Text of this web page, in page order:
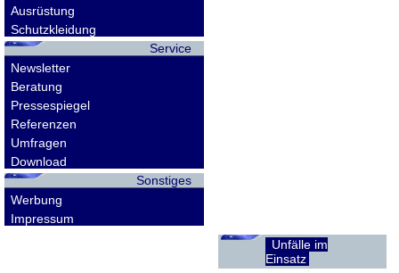
Ausrüstung
Schutzkleidung
Service
Newsletter
Beratung
Pressespiegel
Referenzen
Umfragen
Download
Sonstiges
Werbung
Impressum
Unfälle im
Einsatz